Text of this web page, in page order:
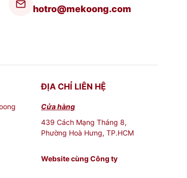
hotro@mekoong.com
ĐỊA CHỈ LIÊN HỆ
Cửa hàng
439 Cách Mạng Tháng 8,
Phường Hoà Hưng, TP.HCM
Website cùng Công ty